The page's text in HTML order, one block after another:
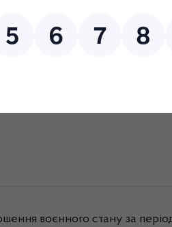
тиждень
воєнного стану за